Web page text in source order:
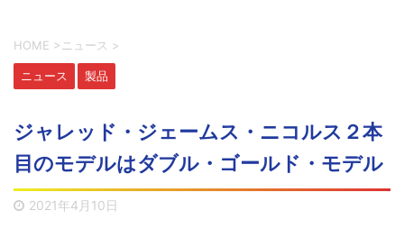
HOME > ニュース >
ニュース 製品
ジャレッド・ジェームス・ニコルス２本
目のモデルはダブル・ゴールド・モデル
2021年4月10日